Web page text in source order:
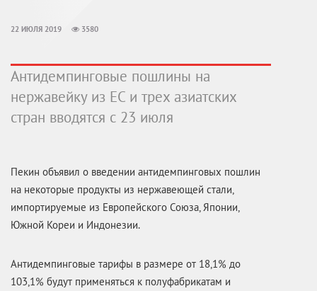
22 ИЮЛЯ 2019 3580
Антидемпинговые пошлины на
нержавейку из ЕС и трех азиатских
стран вводятся с 23 июля
Пекин объявил о введении антидемпинговых пошлин
на некоторые продукты из нержавеющей стали,
импортируемые из Европейского Союза, Японии,
Южной Кореи и Индонезии.
Антидемпинговые тарифы в размере от 18,1% до
103,1% будут применяться к полуфабрикатам и